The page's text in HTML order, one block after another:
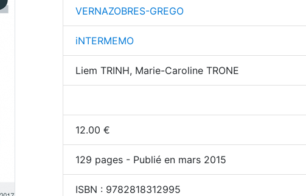
VERNAZOBRES-GREGO
iNTERMEMO
Liem TRINH, Marie-Caroline TRONE
12.00 €
129 pages - Publié en mars 2015
ISBN : 9782818312995